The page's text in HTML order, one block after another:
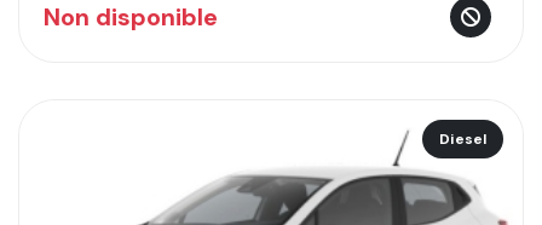
Non disponible
Diesel